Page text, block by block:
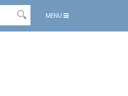
MENU